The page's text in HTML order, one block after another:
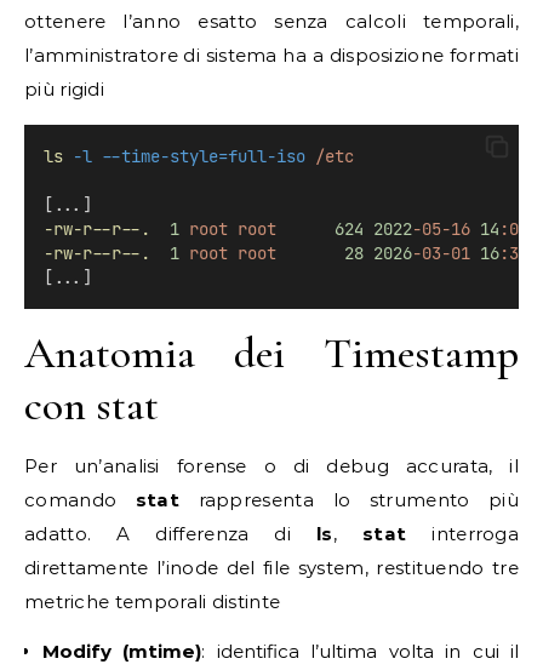
ottenere l’anno esatto senza calcoli temporali,
l’amministratore di sistema ha a disposizione formati
più rigidi
ls -l --time-style=full-iso /etc
[...]
-rw-r--r--.
1 root root 624 2022-05-16 14
-rw-r--r--.
1 root root 28 2026-03-01 16
[...]
Anatomia dei Timestamp
con stat
Per un’analisi forense o di debug accurata, il
comando statrappresenta lo strumento più
adatto. A differenza di ls, stat interroga
direttamente l’inode del file system, restituendo tre
metriche temporali distinte
Modify (mtime): identifica l’ultima volta in cui il